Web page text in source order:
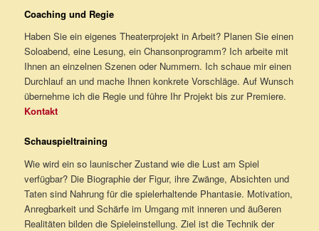
Coaching und Regie
Haben Sie ein eigenes Theaterprojekt in Arbeit? Planen Sie einen
Soloabend, eine Lesung, ein Chansonprogramm? Ich arbeite mit
Ihnen an einzelnen Szenen oder Nummern. Ich schaue mir einen
Durchlauf an und mache Ihnen konkrete Vorschläge. Auf Wunsch
übernehme ich die Regie und führe Ihr Projekt bis zur Premiere.
Kontakt
Schauspieltraining
Wie wird ein so launischer Zustand wie die Lust am Spiel
verfügbar? Die Biographie der Figur, ihre Zwänge, Absichten und
Taten sind Nahrung für die spielerhaltende Phantasie. Motivation,
Anregbarkeit und Schärfe im Umgang mit inneren und äußeren
Realitäten bilden die Spieleinstellung. Ziel ist die Technik der